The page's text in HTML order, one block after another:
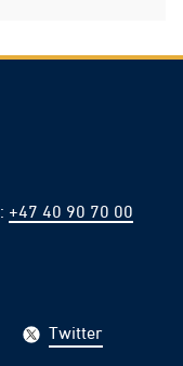
: +47 40 90 70 00
Twitter